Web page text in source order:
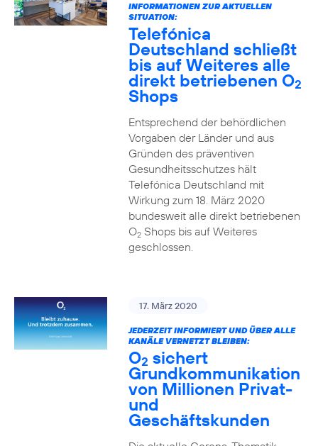
INFORMATIONEN ZUR AKTUELLEN
SITUATION:
Telefónica
Deutschland schließt
bis auf Weiteres alle
direkt betriebenen O2
Shops
Entsprechend der behördlichen
Vorgaben der Länder und aus
Gründen des präventiven
Gesundheitsschutzes hält
Telefónica Deutschland mit
Wirkung zum 18. März 2020
bundesweit alle direkt betriebenen
O2Shops bis auf Weiteres
geschlossen.
17. März 2020
JEDERZEIT INFORMIERT UND ÜBER ALLE
KANÄLE VERNETZT BLEIBEN:
O2 sichert
Grundkommunikation
von Millionen Privat-
und
Geschäftskunden